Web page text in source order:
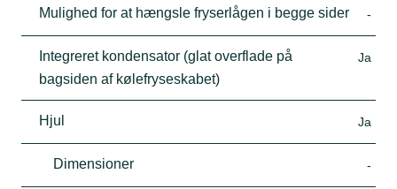
Mulighed for at hængsle fryserlågen i begge sider -
Integreret kondensator (glat overflade på
bagsiden af kølefryseskabet)
Ja
Hjul Ja
Dimensioner -